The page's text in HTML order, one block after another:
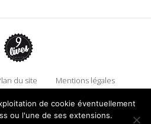
du site
Mentions légales
Adhérez à 9 Lives
un don !
de cookie éventuellement
ou l'une de ses extensions.